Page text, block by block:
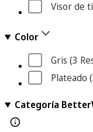
Visor de
Color
Gris (3
Plateado
Categoría